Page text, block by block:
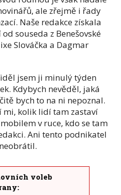
ale zřejmě i řady
Naše redakce získala
souseda z Benešovské
Slováčka a Dagmar
jsem ji minulý týden
Kdybych nevěděl, jaká
bych to na ni nepoznal.
mi, kolik lidí tam zastaví
v ruce, kdo se tam
Ani tento podnikatel
voleb